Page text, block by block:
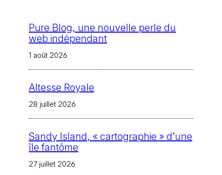
Pure Blog, une nouvelle perle du
web indépendant
1 août 2026
Altesse Royale
28 juillet 2026
Sandy Island, « cartographie » d’une
île fantôme
27 juillet 2026